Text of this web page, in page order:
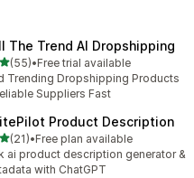
The Trend AI Dropshipping
5 yıldız üzerinden
(55)55 değerlendirme
•Free trial available
Trending Dropshipping Products
Suppliers Fast
Product Description
5 yıldız üzerinden
(21)21 değerlendirme
•Free plan available
ai product description generator &
with ChatGPT